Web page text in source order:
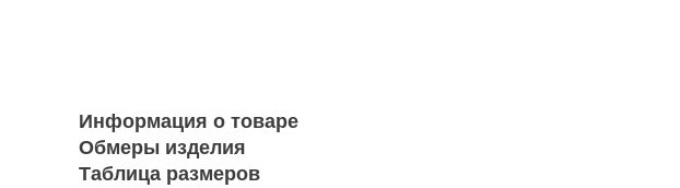
Информация о товаре
Обмеры изделия
Таблица размеров